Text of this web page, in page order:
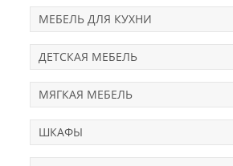
МЕБЕЛЬ ДЛЯ КУХНИ
ДЕТСКАЯ МЕБЕЛЬ
МЯГКАЯ МЕБЕЛЬ
ШКАФЫ